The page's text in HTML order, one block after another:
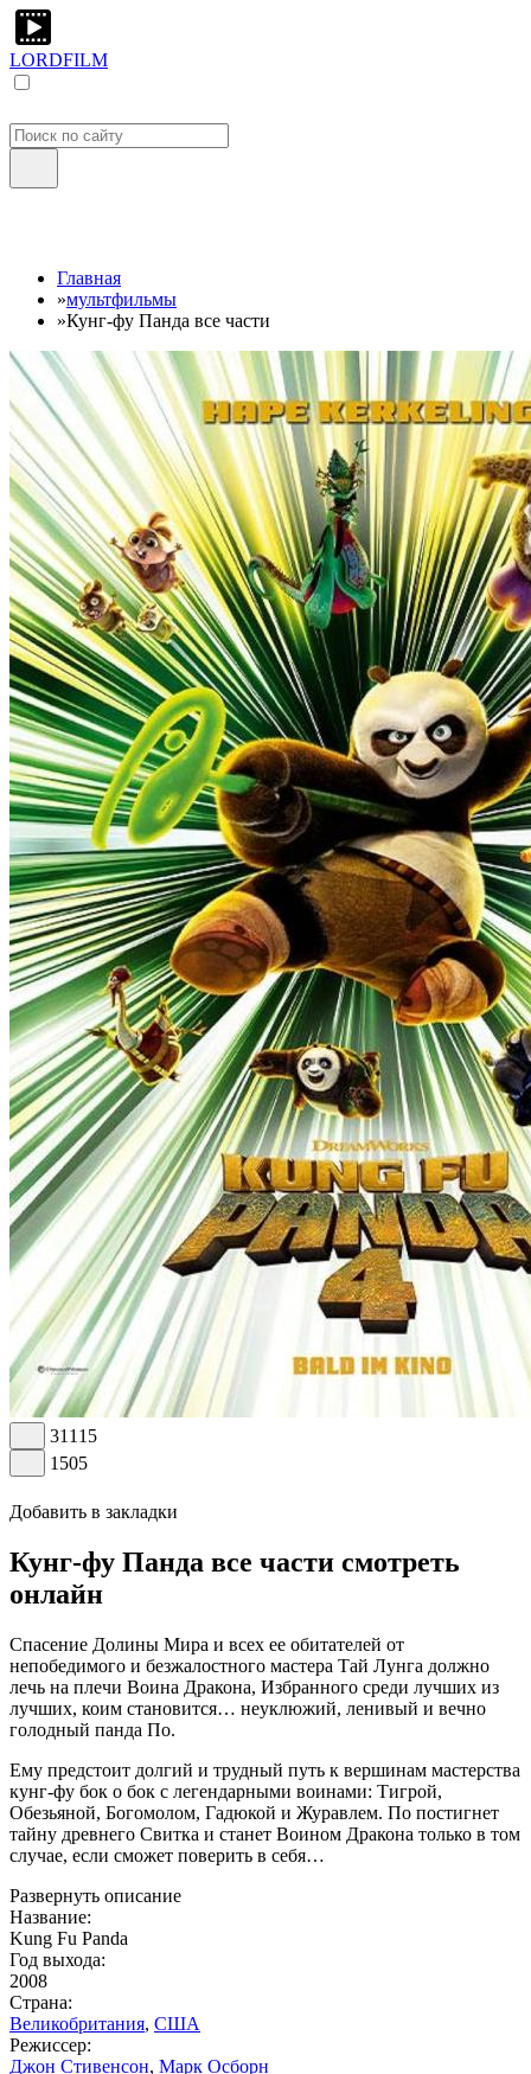
LORDFILM
Главная
»мультфильмы
»Кунг-фу Панда все части
31115
1505
Добавить в закладки
Кунг-фу Панда все части смотреть
онлайн
Спасение Долины Мира и всех ее обитателей от
непобедимого и безжалостного мастера Тай Лунга должно
лечь на плечи Воина Дракона, Избранного среди лучших из
лучших, коим становится… неуклюжий, ленивый и вечно
голодный панда По.
Ему предстоит долгий и трудный путь к вершинам мастерства
кунг-фу бок о бок с легендарными воинами: Тигрой,
Обезьяной, Богомолом, Гадюкой и Журавлем. По постигнет
тайну древнего Свитка и станет Воином Дракона только в том
случае, если сможет поверить в себя…
Развернуть описание
Название:
Kung Fu Panda
Год выхода:
2008
Страна:
Великобритания, США
Режиссер:
Джон Стивенсон, Марк Осборн